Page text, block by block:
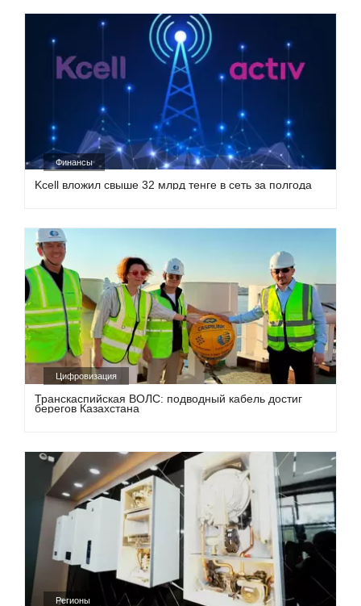
Финансы
Kcell вложил свыше 32 млрд тенге в сеть за полгода
Цифровизация
Транскаспийская ВОЛС: подводный кабель достиг
берегов Казахстана
Регионы